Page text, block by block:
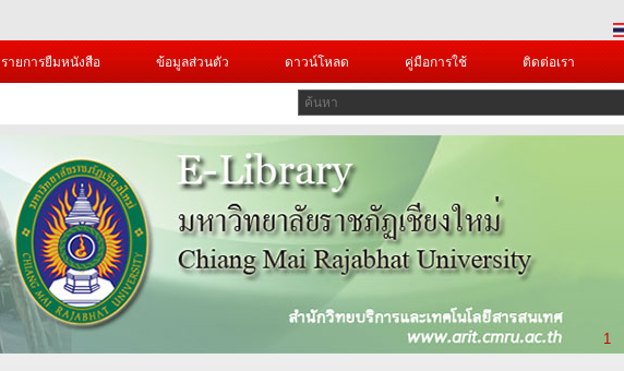
รายการยืมหนังสือ ข้อมูลส่วนตัว ดาวน์โหลด คู่มือการใช้ ติดต่อเรา
1